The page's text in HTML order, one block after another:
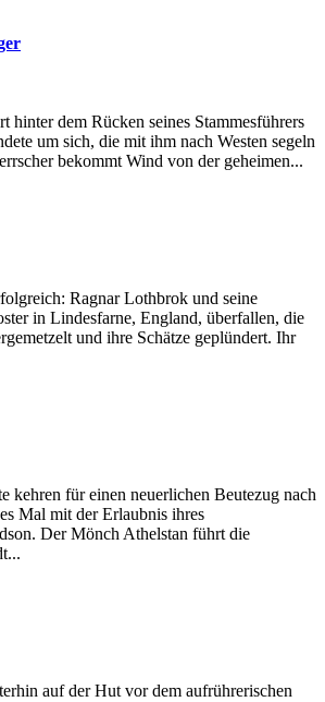
hinter dem Rücken seines Stammesführers
um sich, die mit ihm nach Westen segeln
bekommt Wind von der geheimen...
Ragnar Lothbrok und seine
in Lindesfarne, England, überfallen, die
und ihre Schätze geplündert. Ihr
kehren für einen neuerlichen Beutezug nach
Mal mit der Erlaubnis ihres
Der Mönch Athelstan führt die
auf der Hut vor dem aufrührerischen